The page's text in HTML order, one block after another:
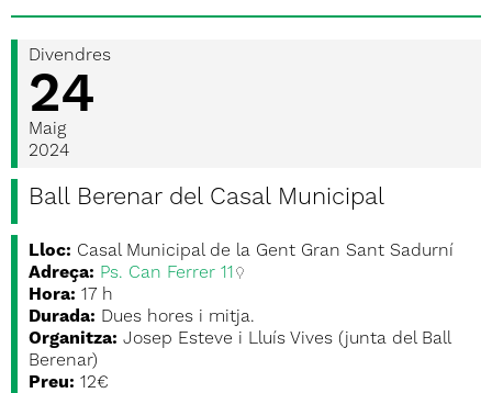
Divendres
24
Maig
2024
Ball Berenar del Casal Municipal
Lloc: Casal Municipal de la Gent Gran Sant Sadurní
Adreça: Ps. Can Ferrer 11
Hora: 17 h
Durada: Dues hores i mitja.
Organitza: Josep Esteve i Lluís Vives (junta del Ball
Berenar)
Preu: 12€